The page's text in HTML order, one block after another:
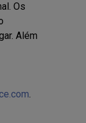
Os
Além
.